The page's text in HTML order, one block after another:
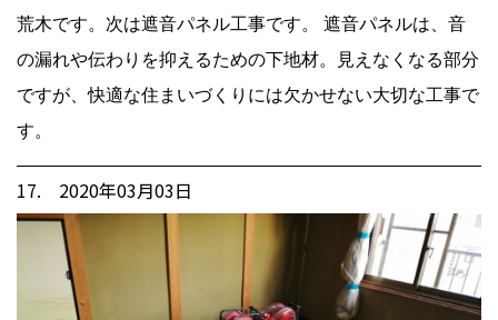
荒木です。次は遮音パネル工事です。 遮音パネルは、音
の漏れや伝わりを抑えるための下地材。見えなくなる部分
ですが、快適な住まいづくりには欠かせない大切な工事で
す。
17. 2020年03月03日